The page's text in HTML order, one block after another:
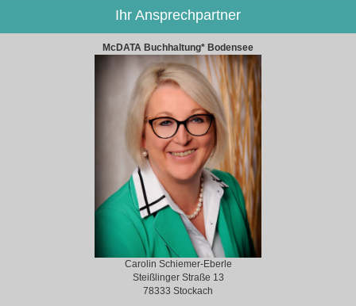
Ihr Ansprechpartner
McDATA Buchhaltung* Bodensee
Carolin Schiemer-Eberle
Steißlinger Straße 13
78333 Stockach